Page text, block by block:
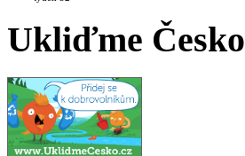
Ukliďme Česko